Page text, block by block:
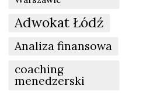
Adwokat Łódź
Analiza finansowa
coaching
menedzerski